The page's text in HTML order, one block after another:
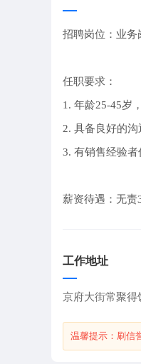
招聘岗位：业务
任职要求：
1. 年龄25-45岁
2. 具备良好的沟
3. 有销售经验者
薪资待遇：无责
工作地址
京府大街常聚得
温馨提示：刷信